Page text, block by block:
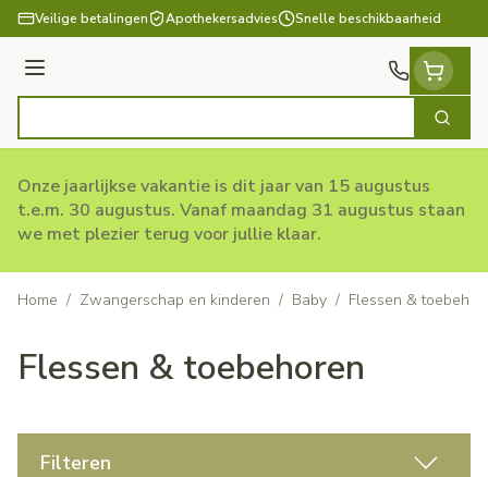
Ga naar de inhoud
Veilige betalingen Apothekersadvies Snelle beschikbaarheid
Menu
Zoek
Onze jaarlijkse vakantie is dit jaar van 15 augustus
t.e.m. 30 augustus. Vanaf maandag 31 augustus staan
we met plezier terug voor jullie klaar.
Home / Zwangerschap en kinderen / Baby / Flessen &
Flessen & toebehoren
Filteren